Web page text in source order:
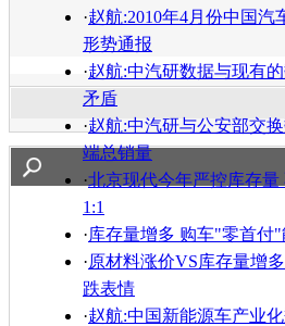
·赵航:2010年4月份中国汽
形势通报
·赵航:中汽研数据与现有
矛盾
·赵航:中汽研与公安部交
端总销量
·北京现代今年严控库存量
1:1
·库存量增多 购车"零首付"
·原材料涨价VS库存量增
跌表情
·赵航:中国新能源车产业